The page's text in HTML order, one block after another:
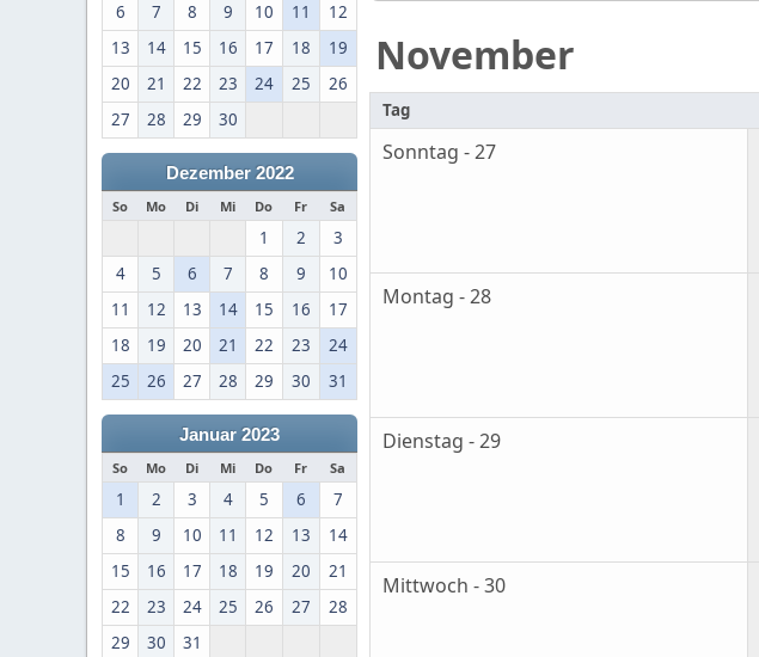
6
7 8 9 10 11
12
13
14 15 16 17 18
19
20
21 22 23 24 25
26
27
28 29 30
Dezember 2022
So Mo Di Mi Do Fr Sa
1 2
3
4
5 6 7 8 9
10
11
12 13 14 15 16
17
18
19 20 21 22 23
24
25
26 27 28 29 30 31
Januar 2023
So Mo Di Mi Do Fr Sa
1 2 3 4 5 6
7
8
9 10 11 12 13
14
15
16 17 18 19 20
21
22
23 24 25 26 27
28
29
30 31
November
Tag
Sonntag - 27
Montag - 28
Dienstag - 29
Mittwoch - 30